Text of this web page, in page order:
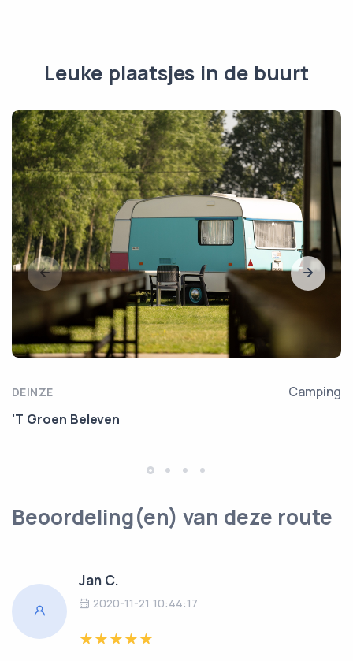
Leuke plaatsjes in de buurt
DEINZE
Camping
'T Groen Beleven
Beoordeling(en) van deze route
Jan C.
2020-11-21 10:44:17